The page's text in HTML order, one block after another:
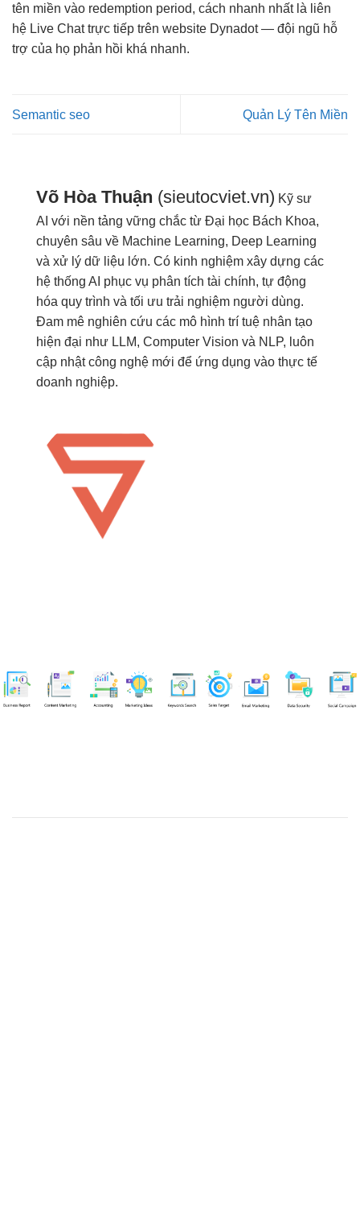
tên miền vào redemption period, cách nhanh nhất là liên
hệ Live Chat trực tiếp trên website Dynadot — đội ngũ hỗ
trợ của họ phản hồi khá nhanh.
Semantic seo Quản Lý Tên Miền
Võ Hòa Thuận (sieutocviet.vn) Kỹ sư
AI với nền tảng vững chắc từ Đại học Bách Khoa,
chuyên sâu về Machine Learning, Deep Learning
và xử lý dữ liệu lớn. Có kinh nghiệm xây dựng các
hệ thống AI phục vụ phân tích tài chính, tự động
hóa quy trình và tối ưu trải nghiệm người dùng.
Đam mê nghiên cứu các mô hình trí tuệ nhân tạo
hiện đại như LLM, Computer Vision và NLP, luôn
cập nhật công nghệ mới để ứng dụng vào thực tế
doanh nghiệp.